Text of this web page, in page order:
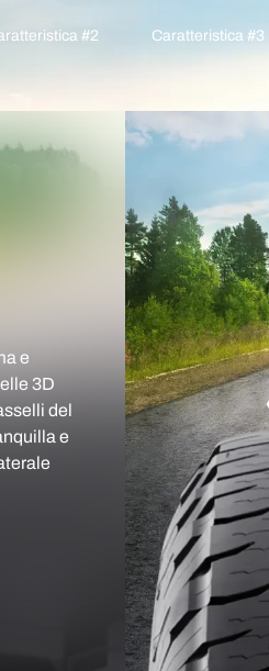
#2 Caratteristica #3
e
3D
del
e